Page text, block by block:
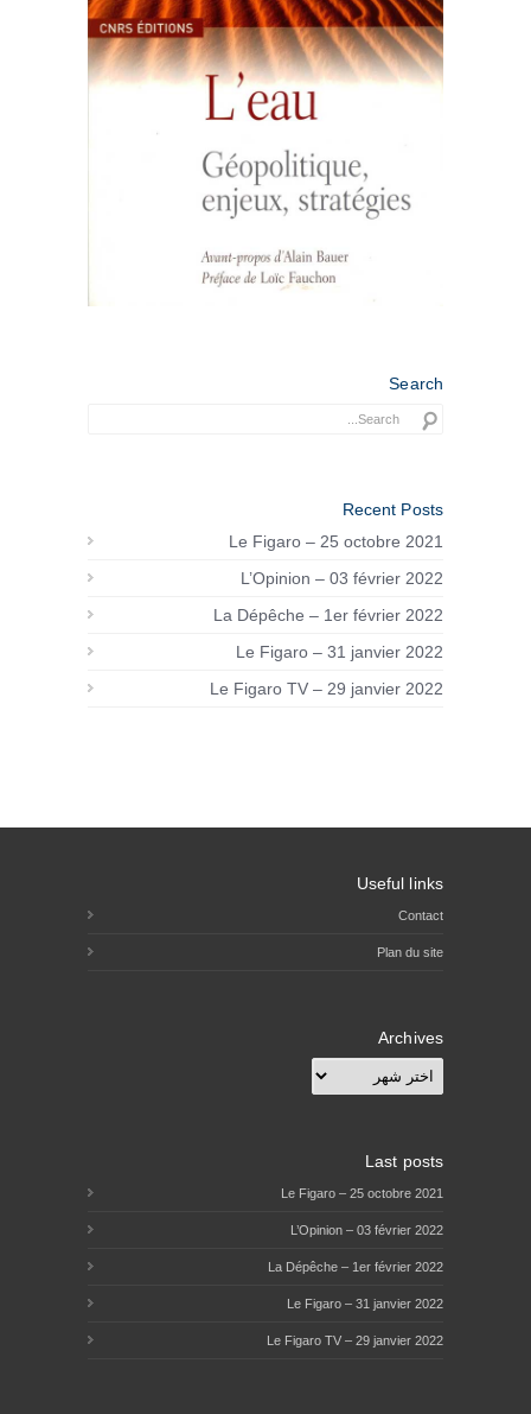
Search
Recent Posts
Le Figaro – 25 octobre 2021
L’Opinion – 03 février 2022
La Dépêche – 1er février 2022
Le Figaro – 31 janvier 2022
Le Figaro TV – 29 janvier 2022
Useful links
Contact
Plan du site
Archives
Archives
Last posts
Le Figaro – 25 octobre 2021
L’Opinion – 03 février 2022
La Dépêche – 1er février 2022
Le Figaro – 31 janvier 2022
Le Figaro TV – 29 janvier 2022